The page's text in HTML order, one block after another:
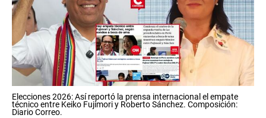
Elecciones 2026: Así reportó la prensa internacional el empate
técnico entre Keiko Fujimori y Roberto Sánchez. Composición:
Diario Correo.